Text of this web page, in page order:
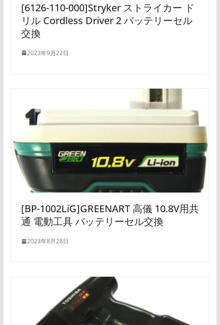
[6126-110-000]Stryker ストライカー ド
リル Cordless Driver 2 バッテリーセル
交換
2023年9月22日
[BP-1002LiG]GREENART 高儀 10.8V用共
通 電動工具 バッテリーセル交換
2023年8月28日